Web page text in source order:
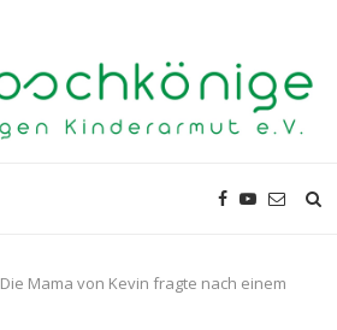
Die Mama von Kevin fragte nach einem